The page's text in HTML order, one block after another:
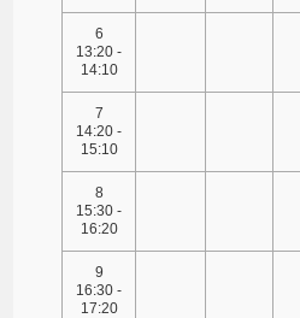
6
13:20 -
14:10
7
14:20 -
15:10
8
15:30 -
16:20
9
16:30 -
17:20